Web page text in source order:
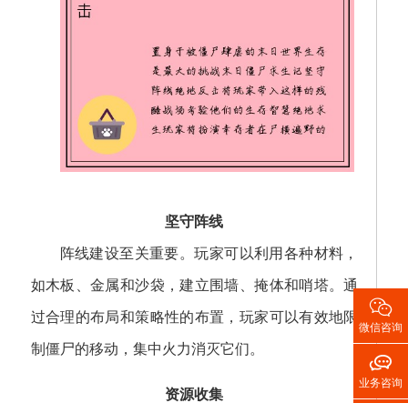
坚守阵线
阵线建设至关重要。玩家可以利用各种材料，
如木板、金属和沙袋，建立围墙、掩体和哨塔。通
过合理的布局和策略性的布置，玩家可以有效地限
制僵尸的移动，集中火力消灭它们。
资源收集

微信咨询

业务咨询